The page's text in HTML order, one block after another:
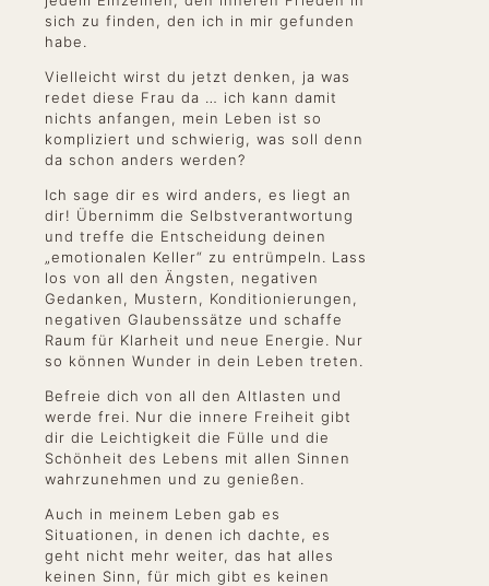
sich zu finden, den ich in mir gefunden
habe.
Vielleicht wirst du jetzt denken, ja was
redet diese Frau da … ich kann damit
nichts anfangen, mein Leben ist so
kompliziert und schwierig, was soll denn
da schon anders werden?
Ich sage dir es wird anders, es liegt an
dir! Übernimm die Selbstverantwortung
und treffe die Entscheidung deinen
„emotionalen Keller“ zu entrümpeln. Lass
los von all den Ängsten, negativen
Gedanken, Mustern, Konditionierungen,
negativen Glaubenssätze und schaffe
Raum für Klarheit und neue Energie. Nur
so können Wunder in dein Leben treten.
Befreie dich von all den Altlasten und
werde frei. Nur die innere Freiheit gibt
dir die Leichtigkeit die Fülle und die
Schönheit des Lebens mit allen Sinnen
wahrzunehmen und zu genießen.
Auch in meinem Leben gab es
Situationen, in denen ich dachte, es
geht nicht mehr weiter, das hat alles
keinen Sinn, für mich gibt es keinen